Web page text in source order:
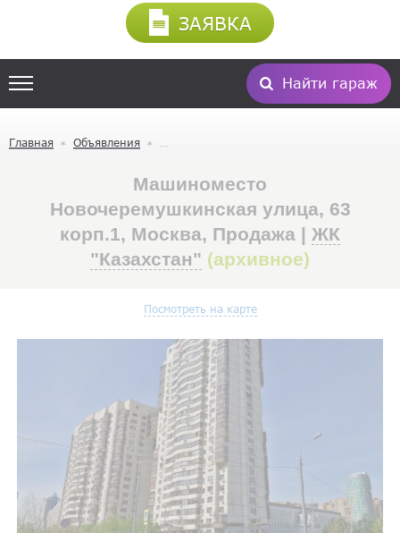
Найти гараж
ЗАЯВКА
Главная Объявления
Машиноместо
Новочеремушкинская улица, 63
корп.1, Москва, Продажа | ЖК
"Казахстан" (архивное)
Посмотреть на карте